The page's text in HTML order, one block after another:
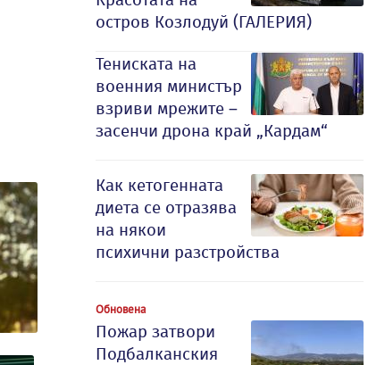
остров Козлодуй (ГАЛЕРИЯ)
Тениската на
военния министър
взриви мрежите –
засенчи дрона край „Кардам“
Как кетогенната
диета се отразява
на някои
психични разстройства
Обновена
Пожар затвори
Подбалканския